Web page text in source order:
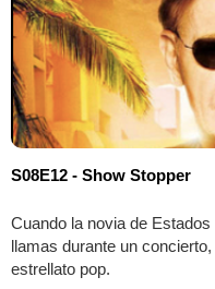
S08E12 - Show Stopper
Cuando la novia de
llamas durante un
estrellato pop.